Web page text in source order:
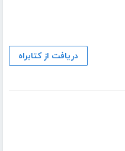
دریافت از کتابراه